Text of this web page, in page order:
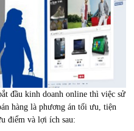
đầu kinh doanh online thì việc sử
hàng là phương án tối ưu, tiện
điểm và lợi ích sau: